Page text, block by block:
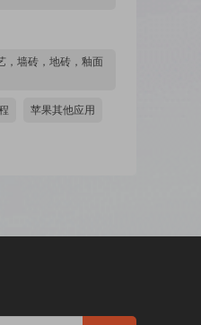
，墙砖，地砖，釉面
苹果其他应用